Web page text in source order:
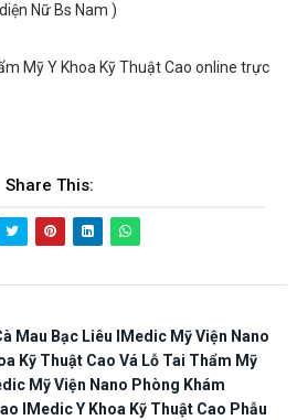
Nữ Bs Nam )
Mỹ Y Khoa Kỹ Thuật Cao online trực
Share This:
Mau Bạc Liêu IMedic Mỹ Viện Nano
Kỹ Thuật Cao Vá Lỗ Tai Thẩm Mỹ
Mỹ Viện Nano Phòng Khám
IMedic Y Khoa Kỹ Thuật Cao Phẫu